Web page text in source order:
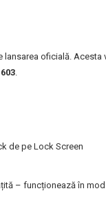
lansarea oficială.
.
de pe Lock Screen
– funcționează în